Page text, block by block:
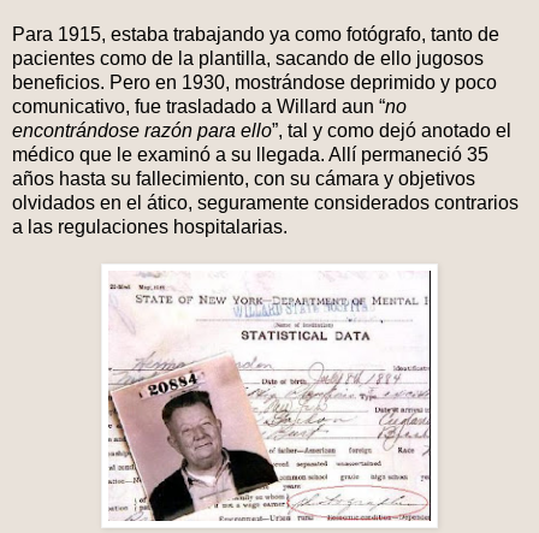
Para 1915, estaba trabajando ya como fotógrafo, tanto de
pacientes como de la plantilla, sacando de ello jugosos
beneficios. Pero en 1930, mostrándose deprimido y poco
comunicativo, fue trasladado a Willard aun “no
encontrándose razón para ello”, tal y como dejó anotado el
médico que le examinó a su llegada. Allí permaneció 35
años hasta su fallecimiento, con su cámara y objetivos
olvidados en el ático, seguramente considerados contrarios
a las regulaciones hospitalarias.